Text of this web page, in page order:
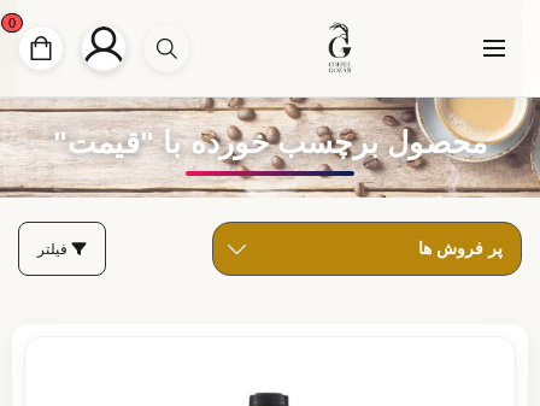
0
محصول برچسب خورده با "قیمت"
فیلتر